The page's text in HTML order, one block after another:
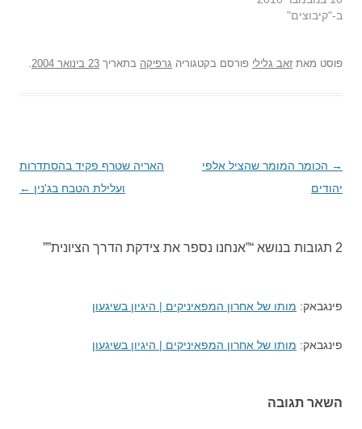
ב-"קיבוצים"
פוסט מאת זאב גלילי פורסם בקטגוריה גרפיקה בתאריך 23 בינואר 2004
ניווט
בפוסטים
→ הכומר המומר שהציל אלפי
יהודים
האריה שטרף פקיד בהסתדרות
ועלילת הטבח בג'נין ←
2 תגובות בנושא “ ”אנחנו נספר את צידקת הדרך הציונית””
פינגבאק: מותו של אחרון המפאיניקים | היגיון בשיגעון
פינגבאק: מותו של אחרון המפאיניקים | היגיון בשיגעון
השאר תגובה